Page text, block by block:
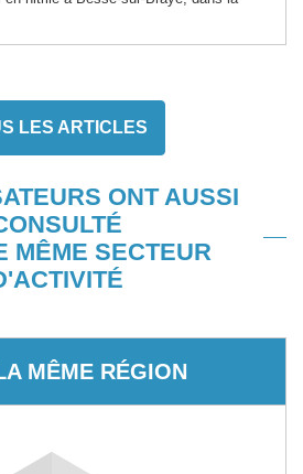
LES ARTICLES
ONT AUSSI
MÊME SECTEUR
MÊME RÉGION